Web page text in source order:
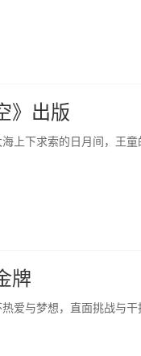
》出版
上下求索的日月间，王童
牌
爱与梦想，直面挑战与